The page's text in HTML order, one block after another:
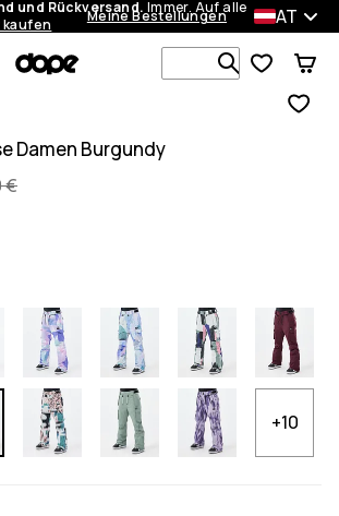
und Rückversand. Immer. Auf alle
Meine Bestellungen AT
Damen Burgundy
€
+10